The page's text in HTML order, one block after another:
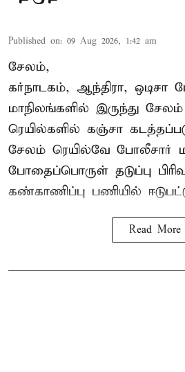
Published on: 09 Aug 2026, 1:42 am
சேலம்,
கர்நாடகம், ஆந்திரா, ஒடிசா
மாநிலங்களில் இருந்து
ரெயில்களில் கஞ்சா
சேலம் ரெயில்வே போலீசார்
போதைப்பொருள் தடுப்பு
கண்காணிப்பு பணியில்
Read More